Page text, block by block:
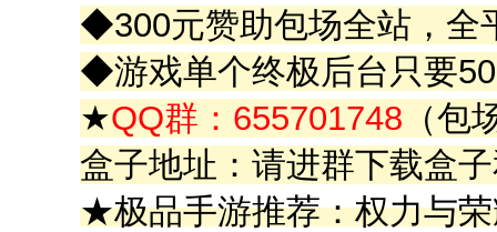
◆300元赞助包场全站，全
◆游戏单个终极后台只要
★QQ群：655701748 （包
盒子地址：请进群下载盒
★极品手游推荐：权力与